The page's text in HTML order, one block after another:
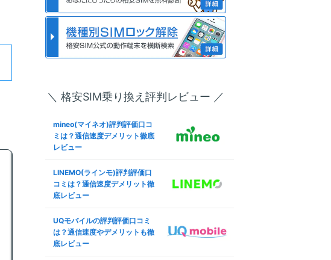
mineo(マイネオ)パケットシェ
ア方法は？パケットギフト併用
でお得に
mineo(マイネオ)なら法人契約
Mも徹底解説
mineo(マイネオ)海外で使え
ミング設定も
mineo(マイネオ)の端末安心保
ne保証も
mineo(マイネオ)の契約プラン
SIMフリー版Redmi 9Tで格安S
IM(MVNO)を使えるか調査した
結果
SoftBank版Xperia 10 VのSIM
ロック解除方法は？SIMフリー
SIMフリー版Smartphone for
KW-BL512R16で格安SIM(MV
NO)を使えるか調査した結果
SIMフリー版OPPO Reno5 Aで
査した結果
docomo版iPhone SE (第3世
Mフリー化＆格安SIM(MVNO)
で使う全手順
楽天モバイル版iPhone 12のSI
＼ 格安SIM乗り換え評判レビュー ／
mineo(マイネオ)評判評価口コ
ミは？通信速度デメリット徹底
レビュー
LINEMO(ラインモ)評判評価口
コミは？通信速度デメリット徹
底レビュー
UQモバイルの評判評価口コミ
は？通信速度やデメリットも徹
底レビュー